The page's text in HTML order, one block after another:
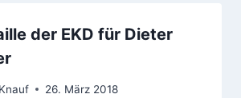
der EKD für Dieter
26. März 2018